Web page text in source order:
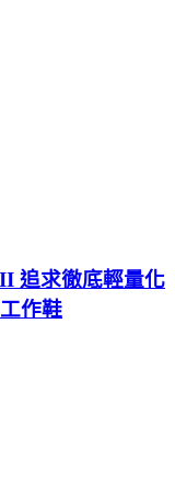
追求徹底輕量化
作鞋